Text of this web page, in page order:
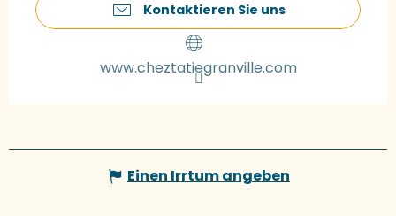
Kontaktieren Sie uns
www.cheztatiegranville.com
Einen Irrtum angeben